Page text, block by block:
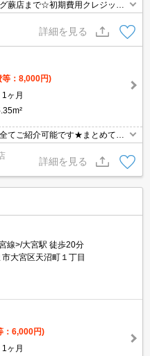
蕨店まで☆初期費用クレジット
約もお気軽にご相談ください！
詳細を見る
等：8,000円)
1ヶ月
てご紹介可能です★まとめてご
地域No１の★タウンハウジング
詳細を見る
線>/大宮駅 徒歩20分
大宮区天沼町１丁目
：6,000円)
1ヶ月